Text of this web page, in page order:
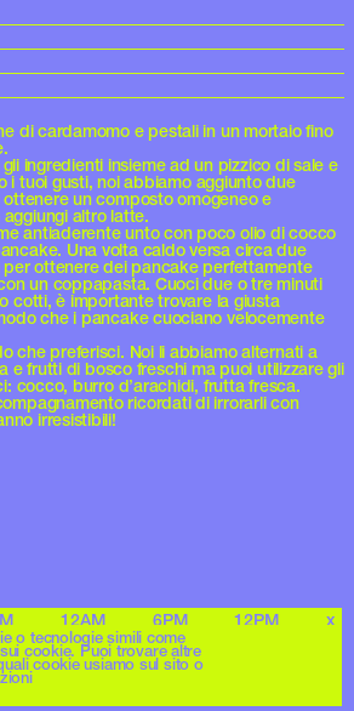
di cardamomo e pestali in un mortaio fino
ingredienti insieme ad un pizzico di sale e
i tuoi gusti, noi abbiamo aggiunto due
un composto omogeneo e
altro latte.
antiaderente unto con poco olio di cocco
Una volta caldo versa circa due
ottenere dei pancake perfettamente
un coppapasta. Cuoci due o tre minuti
cotti, è importante trovare la giusta
che i pancake cuociano velocemente
che preferisci. Noi li abbiamo alternati a
e frutti di bosco freschi ma puoi utilizzare gli
cocco, burro d’arachidi, frutta fresca.
ricordati di irrorarli con
irresistibili!
12AM 6PM 12PM x
o tecnologie simili come
cookie. Puoi trovare altre
cookie usiamo sul sito o